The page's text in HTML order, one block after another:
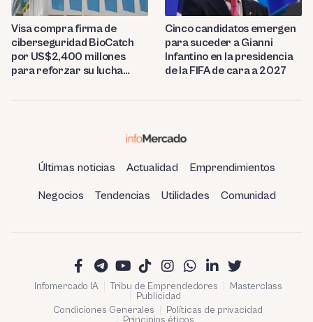
Visa compra firma de
ciberseguridad BioCatch
por US$2,400 millones
para reforzar su lucha
Cinco candidatos emergen
para suceder a Gianni
Infantino en la presidencia
de la FIFA de cara a 2027
Últimas noticias Actualidad Emprendimientos
Negocios Tendencias Utilidades Comunidad
Infomercado IA Tribu de Emprendedores
Masterclass
Publicidad
Condiciones Generales
Políticas de privacidad